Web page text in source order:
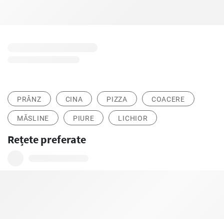
PRÂNZ CINA PIZZA COACERE
MĂSLINE PIURE LICHIOR
Rețete preferate